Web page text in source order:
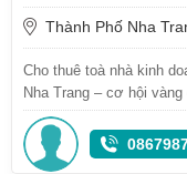
Thành Phố Nha
Cho thuê toà nhà kinh
Nha Trang – cơ hội